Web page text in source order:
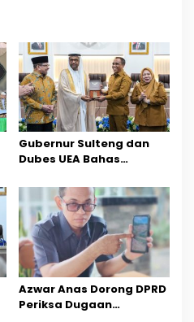
Gubernur Sulteng dan
Dubes UEA Bahas
Sektor Jadi Prioritas
Azwar Anas Dorong DPRD
Periksa Dugaan